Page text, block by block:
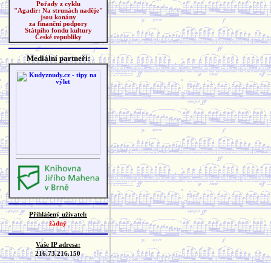
Pořady z cyklu
"Agadir: Na strunách naděje"
jsou konány
za finanční podpory
Státního fondu kultury
České republiky
Mediální partneři:
Přihlášený uživatel:
žádný
Vaše IP adresa:
216.73.216.150